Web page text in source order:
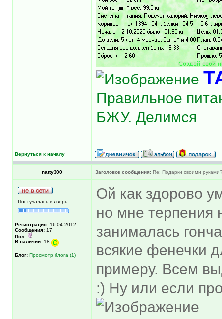
Правильное
БЖУ. Делимся
Вернуться к началу
natty300 Заголовок сообщения: Re: Подарки своими руками?
Постучалась в дверь
Регистрация: 16.04.2012
Сообщения: 17
Пол:
В наличии: 18
Блог: Просмотр блога (1)
Ой как здорово
но мне терпения
занималась
всякие фенечки
примеру. Всем
:) Ну или если